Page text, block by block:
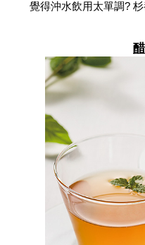
覺得沖水飲用太單調?